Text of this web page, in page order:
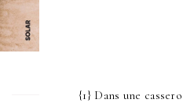
{1} Dans une